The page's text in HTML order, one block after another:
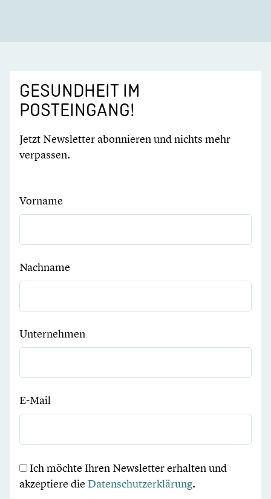
GESUNDHEIT IM
POSTEINGANG!
Jetzt Newsletter abonnieren und nichts mehr
verpassen.
Vorname
Nachname
Unternehmen
E-Mail
Ich möchte Ihren Newsletter erhalten und
akzeptiere die Datenschutzerklärung.